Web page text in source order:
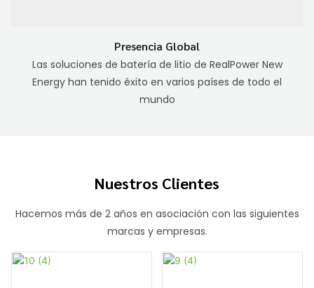
Presencia Global
Las soluciones de batería de litio de RealPower New
Energy han tenido éxito en varios países de todo el
mundo
Nuestros Clientes
Hacemos más de 2 años en asociación con las siguientes
marcas y empresas.